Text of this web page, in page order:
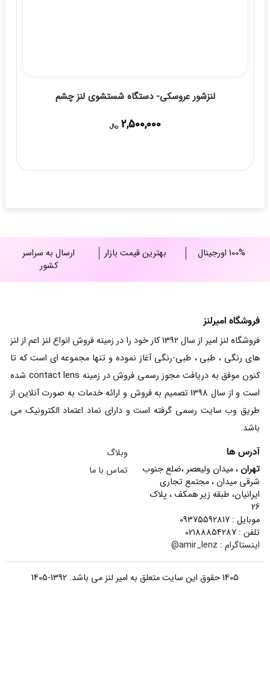
لنزشور عروسکی- دستگاه شستشوی لنز چشم
2,500,000 ریال
100% اورجینال بهترین قیمت بازار
ارسال به سراسر
کشور
فروشگاه امیرلنز
فروشگاه لنز امیر از سال 1392 کار خود را در زمینه فروش انواع لنز اعم از لنز
های رنگی ، طبی ، طبی-رنگی آغاز نموده و تنها مجموعه ای است که تا
کنون موفق به دریافت مجوز رسمی فروش در زمینه contact lens شده
است و از سال 1398 تصمیم به فروش و ارائه خدمات به صورت آنلاین از
طریق وب سایت رسمی گرفته است و دارای نماد اعتماد الکترونیک می
باشد.
آدرس ها
تهران ، میدان ولیعصر ،ضلع جنوب
شرقی میدان ، مجتمع تجاری
ایرانیان، طبقه زیر همکف ، پلاک
26
موبایل : 09375592817
تلفن : 02188854287
اینستاگرام : amir_lenz@
وبلاگ
تماس با ما
1405 حقوق این سایت متعلق به امیر لنز می باشد. 1392-1405